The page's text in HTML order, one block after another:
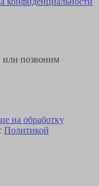
или позвоним
на обработку
Политикой